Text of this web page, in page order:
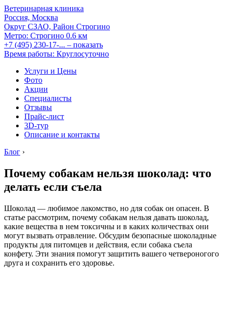
Ветеринарная клиника
Россия, Москва
Округ СЗАО, Район Строгино
Метро: Строгино 0.6 км
+7 (495) 230-17-... – показать
Время работы: Круглосуточно
Услуги и Цены
Фото
Акции
Специалисты
Отзывы
Прайс-лист
3D-тур
Описание и контакты
Блог ›
Почему собакам нельзя шоколад: что
делать если съела
Шоколад — любимое лакомство, но для собак он опасен. В
статье рассмотрим, почему собакам нельзя давать шоколад,
какие вещества в нем токсичны и в каких количествах они
могут вызвать отравление. Обсудим безопасные шоколадные
продукты для питомцев и действия, если собака съела
конфету. Эти знания помогут защитить вашего четвероногого
друга и сохранить его здоровье.